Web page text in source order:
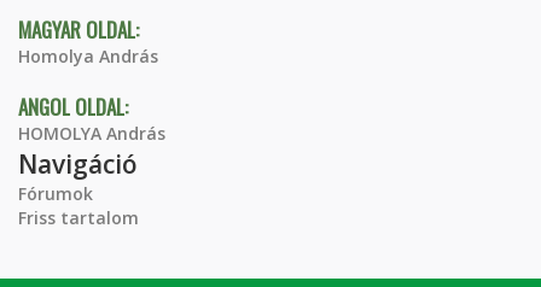
MAGYAR OLDAL:
Homolya András
ANGOL OLDAL:
HOMOLYA András
Navigáció
Fórumok
Friss tartalom